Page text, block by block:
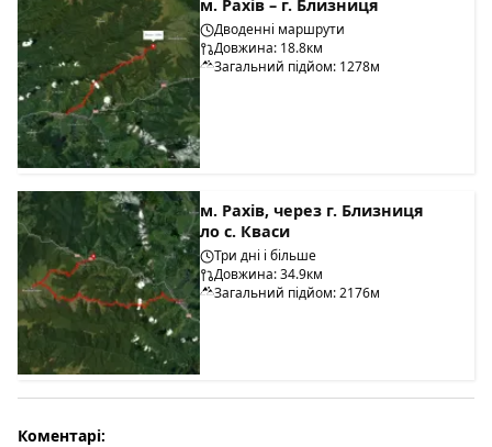
м. Рахів – г. Близниця
Дводенні маршрути
Довжина: 18.8км
Загальний підйом: 1278м
м. Рахів, через г. Близниця
ло с. Кваси
Три дні і більше
Довжина: 34.9км
Загальний підйом: 2176м
Коментарі: